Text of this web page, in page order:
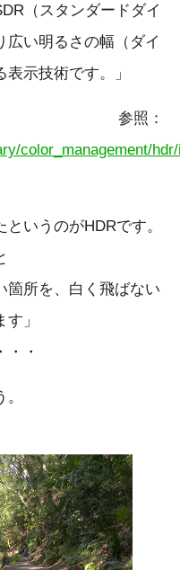
（スタンダードダイ
広い明るさの幅（ダイ
示技術です。」
参照：
color_management/
いうのがHDRです。
箇所を、白く飛ばない
」
・